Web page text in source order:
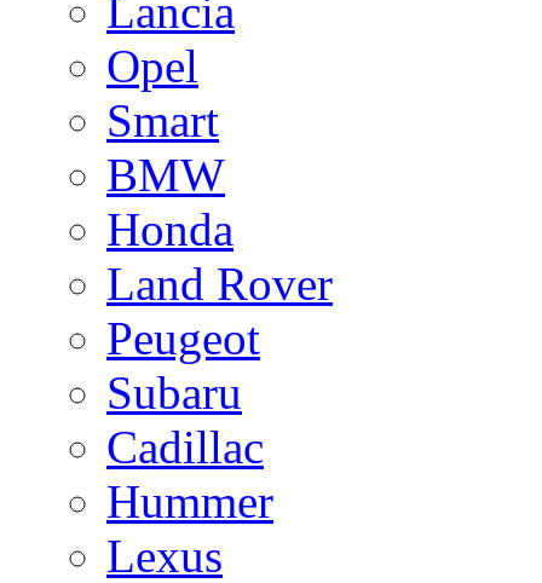
Lancia
Opel
Smart
BMW
Honda
Land Rover
Peugeot
Subaru
Cadillac
Hummer
Lexus